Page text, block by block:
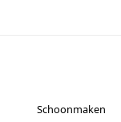
Schoonmaken